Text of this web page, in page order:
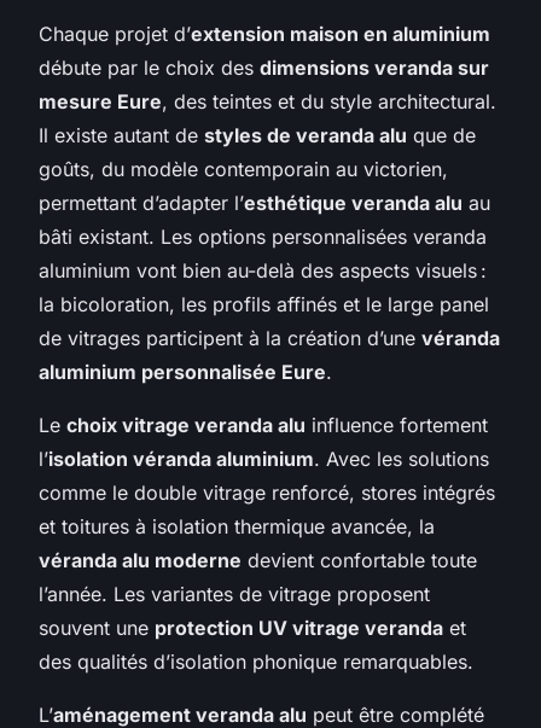
Chaque projet d’extension maison en aluminium
débute par le choix des dimensions veranda sur
mesure Eure, des teintes et du style architectural.
Il existe autant de styles de veranda alu que de
goûts, du modèle contemporain au victorien,
permettant d’adapter l’esthétique veranda alu au
bâti existant. Les options personnalisées veranda
aluminium vont bien au-delà des aspects visuels :
la bicoloration, les profils affinés et le large panel
de vitrages participent à la création d’une véranda
aluminium personnalisée Eure.
Le choix vitrage veranda alu influence fortement
l’isolation véranda aluminium. Avec les solutions
comme le double vitrage renforcé, stores intégrés
et toitures à isolation thermique avancée, la
véranda alu moderne devient confortable toute
l’année. Les variantes de vitrage proposent
souvent une protection UV vitrage veranda et
des qualités d’isolation phonique remarquables.
L’aménagement veranda alu peut être complété